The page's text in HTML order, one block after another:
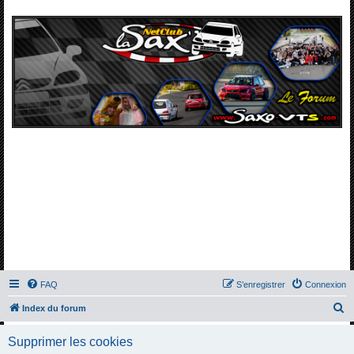
FAQ Connexion
S’enregistrer
Index du forum
Supprimer les cookies